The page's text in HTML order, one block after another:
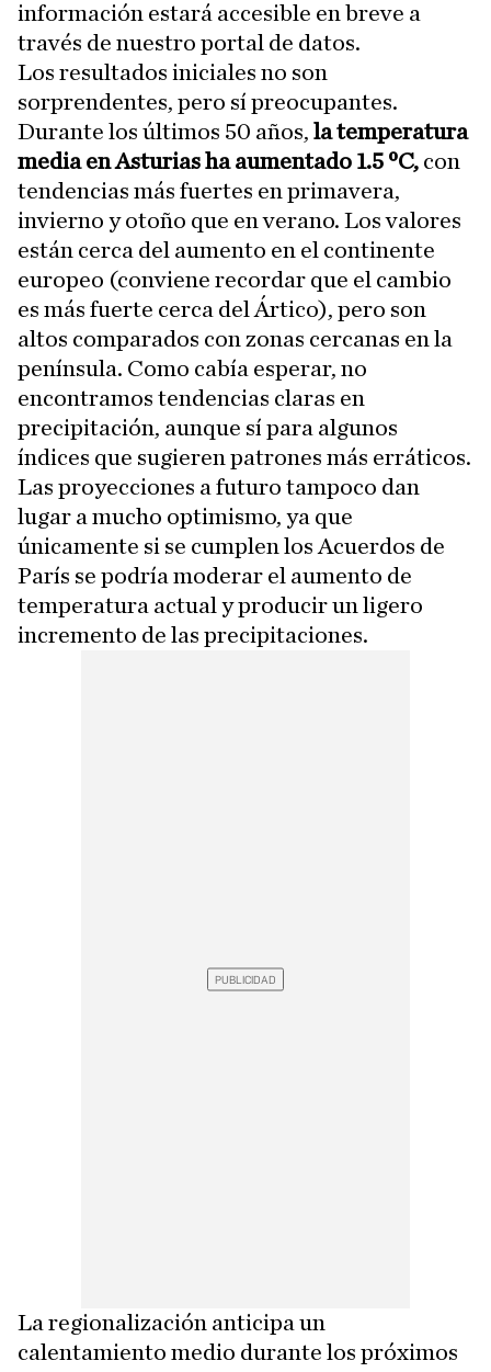
información estará accesible en breve a
través de nuestro portal de datos.
Los resultados iniciales no son
sorprendentes, pero sí preocupantes.
Durante los últimos 50 años, la temperatura
media en Asturias ha aumentado 1.5 ºC, con
tendencias más fuertes en primavera,
invierno y otoño que en verano. Los valores
están cerca del aumento en el continente
europeo (conviene recordar que el cambio
es más fuerte cerca del Ártico), pero son
altos comparados con zonas cercanas en la
península. Como cabía esperar, no
encontramos tendencias claras en
precipitación, aunque sí para algunos
índices que sugieren patrones más erráticos.
Las proyecciones a futuro tampoco dan
lugar a mucho optimismo, ya que
únicamente si se cumplen los Acuerdos de
París se podría moderar el aumento de
temperatura actual y producir un ligero
incremento de las precipitaciones.
La regionalización anticipa un
calentamiento medio durante los próximos